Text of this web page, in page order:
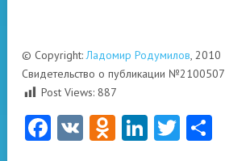
© Copyright:Ладомир Родумилов, 2010
Свидетельство о публикации
Post Views: 887
Facebook
VK LinkedIn